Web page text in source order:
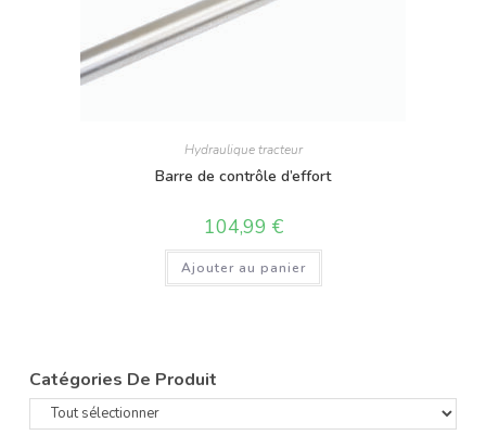
Hydraulique tracteur
Barre de contrôle d’effort
104,99 €
Ajouter au panier
Catégories De Produit